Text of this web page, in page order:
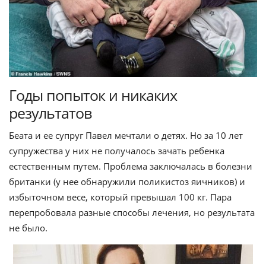
Годы попыток и никаких
результатов
Беата и ее супруг Павел мечтали о детях. Но за 10 лет
супружества у них не получалось зачать ребенка
естественным путем. Проблема заключалась в болезни
британки (у нее обнаружили поликистоз яичников) и
избыточном весе, который превышал 100 кг. Пара
перепробовала разные способы лечения, но результата
не было.